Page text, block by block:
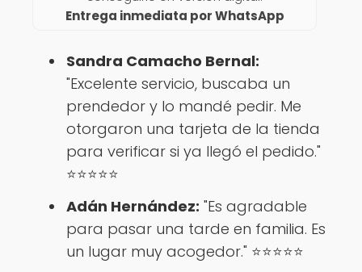
Entrega inmediata por WhatsApp
Sandra Camacho Bernal:
"Excelente servicio, buscaba un
prendedor y lo mandé pedir. Me
otorgaron una tarjeta de la tienda
para verificar si ya llegó el pedido."
⭐⭐⭐⭐⭐
Adán Hernández: "Es agradable
para pasar una tarde en familia. Es
un lugar muy acogedor." ⭐⭐⭐⭐⭐